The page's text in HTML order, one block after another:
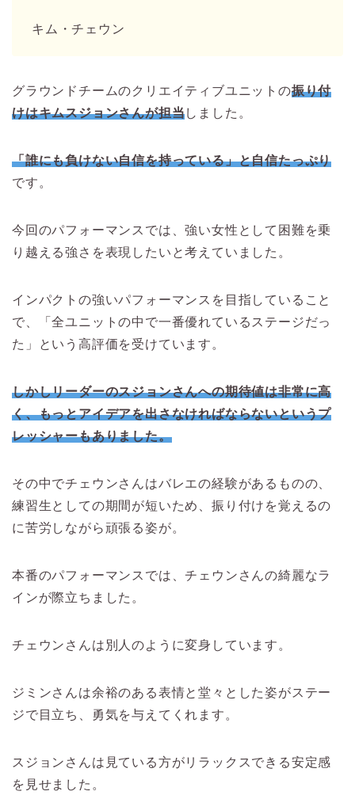
キム・チェウン
グラウンドチームのクリエイティブユニットの振り付
けはキムスジョンさんが担当しました。
「誰にも負けない自信を持っている」と自信たっぷり
です。
今回のパフォーマンスでは、強い女性として困難を乗
り越える強さを表現したいと考えていました。
インパクトの強いパフォーマンスを目指していること
で、「全ユニットの中で一番優れているステージだっ
た」という高評価を受けています。
しかしリーダーのスジョンさんへの期待値は非常に高
く、もっとアイデアを出さなければならないというプ
レッシャーもありました。
その中でチェウンさんはバレエの経験があるものの、
練習生としての期間が短いため、振り付けを覚えるの
に苦労しながら頑張る姿が。
本番のパフォーマンスでは、チェウンさんの綺麗なラ
インが際立ちました。
チェウンさんは別人のように変身しています。
ジミンさんは余裕のある表情と堂々とした姿がステー
ジで目立ち、勇気を与えてくれます。
スジョンさんは見ている方がリラックスできる安定感
を見せました。